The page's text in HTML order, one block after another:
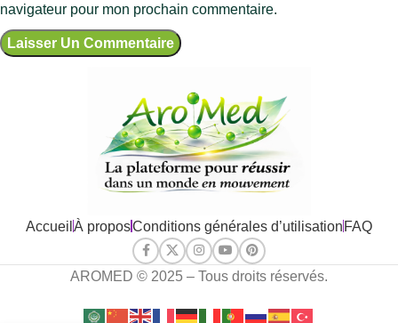
navigateur pour mon prochain commentaire.
Accueil À proposConditions générales d’utilisation FAQ
AROMED © 2025 – Tous droits réservés.